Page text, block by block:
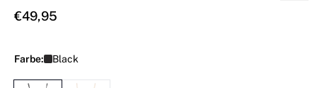
€49,95
Farbe: Black